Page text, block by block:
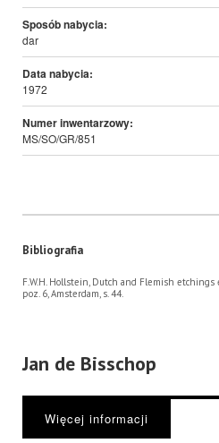
Sposób nabycia:
dar
Data nabycia:
1972
Numer inwentarzowy:
MS/SO/GR/851
Bibliografia
F.W.H. Hollstein, Dutch and Flemish etchings
poz. 6, Amsterdam, s. 44.
Jan de Bisschop
Więcej informacji